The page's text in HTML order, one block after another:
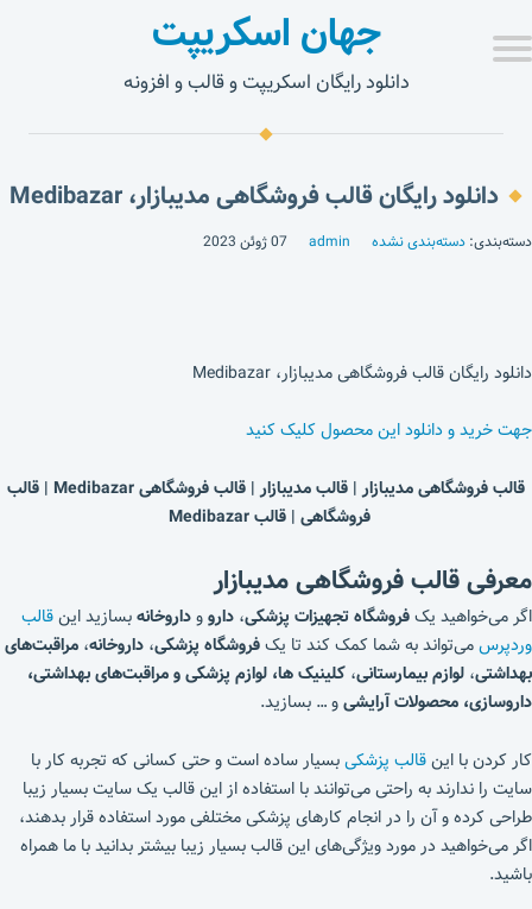
جهان اسکریپت
دانلود رایگان اسکریپت و قالب و افزونه
دانلود رایگان قالب فروشگاهی مدیبازار، Medibazar
دسته‌بندی: دسته‌بندی نشده admin 07 ژوئن 2023
دانلود رایگان قالب فروشگاهی مدیبازار، Medibazar
جهت خرید و دانلود این محصول کلیک کنید
قالب فروشگاهی مدیبازار | قالب مدیبازار | قالب فروشگاهی Medibazar | قالب
فروشگاهی | قالب Medibazar
معرفی قالب فروشگاهی مدیبازار
اگر می‌خواهید یکفروشگاه تجهیزات پزشکی، دارووداروخانهبسازید اینقالب
وردپرسمی‌تواند به شما کمک کند تا یکفروشگاه پزشکی، داروخانه، مراقبت‌های
بهداشتی، لوازم بیمارستانی، کلینیک ها، لوازم پزشکی و مراقبت‌های بهداشتی،
داروسازی، محصولات آرایشیو … بسازید.
کار کردن با اینقالب پزشکیبسیار ساده است و حتی کسانی که تجربه کار با
سایت را ندارند به راحتی می‌توانند با استفاده از این قالب یک سایت بسیار زیبا
طراحی کرده و آن را در انجام کارهای پزشکی مختلفی مورد استفاده قرار بدهند،
اگر می‌خواهید در مورد ویژگی‌های این قالب بسیار زیبا بیشتر بدانید با ما همراه
باشید.